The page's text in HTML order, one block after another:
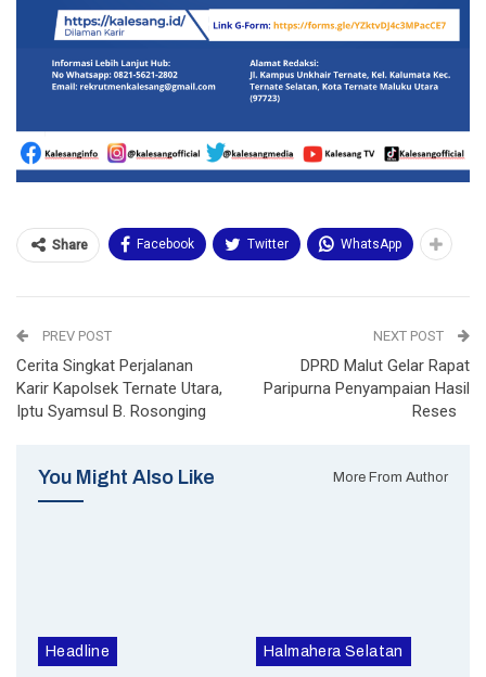
Share Facebook Twitter WhatsApp
PREV POST
Cerita Singkat Perjalanan
Karir Kapolsek Ternate Utara,
Iptu Syamsul B. Rosonging
NEXT POST
DPRD Malut Gelar Rapat
Paripurna Penyampaian Hasil
Reses
You Might Also Like More From Author
Headline Halmahera Selatan